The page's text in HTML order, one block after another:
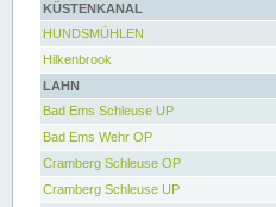
KÜSTENKANAL
HUNDSMÜHLEN
Hilkenbrook
LAHN
Bad Ems Schleuse UP
Bad Ems Wehr OP
Cramberg Schleuse OP
Cramberg Schleuse UP